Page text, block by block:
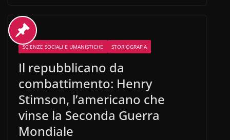
SCIENZE SOCIALI E UMANISTICHE STORIOGRAFIA
Il repubblicano da
combattimento: Henry
Stimson, l’americano che
vinse la Seconda Guerra
Mondiale